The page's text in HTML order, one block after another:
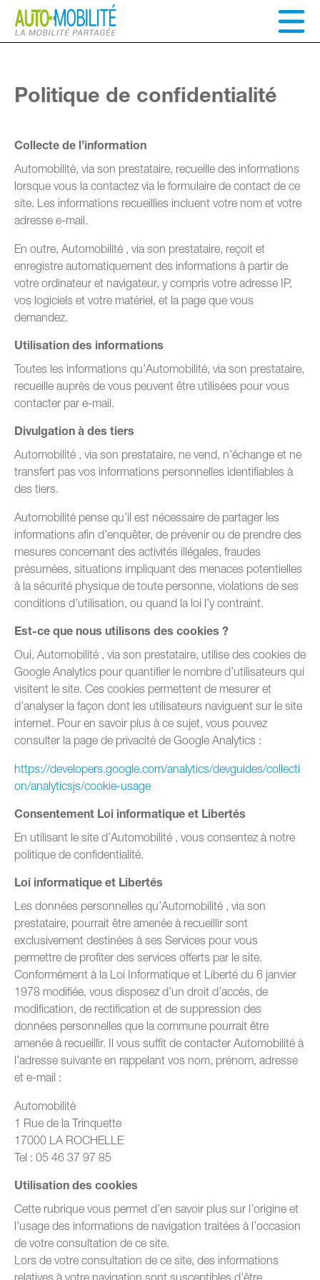
Politique de confidentialité
Collecte de l’information
Automobilité, via son prestataire, recueille des informations
lorsque vous la contactez via le formulaire de contact de ce
site. Les informations recueillies incluent votre nom et votre
adresse e-mail.
En outre, Automobilité , via son prestataire, reçoit et
enregistre automatiquement des informations à partir de
votre ordinateur et navigateur, y compris votre adresse IP,
vos logiciels et votre matériel, et la page que vous
demandez.
Utilisation des informations
Toutes les informations qu’Automobilité, via son prestataire,
recueille auprès de vous peuvent être utilisées pour vous
contacter par e-mail.
Divulgation à des tiers
Automobilité , via son prestataire, ne vend, n’échange et ne
transfert pas vos informations personnelles identifiables à
des tiers.
Automobilité pense qu’il est nécessaire de partager les
informations afin d’enquêter, de prévenir ou de prendre des
mesures concernant des activités illégales, fraudes
présumées, situations impliquant des menaces potentielles
à la sécurité physique de toute personne, violations de ses
conditions d’utilisation, ou quand la loi l’y contraint.
Est-ce que nous utilisons des cookies ?
Oui, Automobilité , via son prestataire, utilise des cookies de
Google Analytics pour quantifier le nombre d’utilisateurs qui
visitent le site. Ces cookies permettent de mesurer et
d’analyser la façon dont les utilisateurs naviguent sur le site
internet. Pour en savoir plus à ce sujet, vous pouvez
consulter la page de privacité de Google Analytics :
https://developers.google.com/analytics/devguides/collecti
on/analyticsjs/cookie-usage
Consentement Loi informatique et Libertés
En utilisant le site d’Automobilité , vous consentez à notre
politique de confidentialité.
Loi informatique et Libertés
Les données personnelles qu’Automobilité , via son
prestataire, pourrait être amenée à recueillir sont
exclusivement destinées à ses Services pour vous
permettre de profiter des services offerts par le site.
Conformément à la Loi Informatique et Liberté du 6 janvier
1978 modifiée, vous disposez d’un droit d’accès, de
modification, de rectification et de suppression des
données personnelles que la commune pourrait être
amenée à recueillir. Il vous suffit de contacter Automobilité à
l’adresse suivante en rappelant vos nom, prénom, adresse
et e-mail :
Automobilité
1 Rue de la Trinquette
17000 LA ROCHELLE
Tel : 05 46 37 97 85
Utilisation des cookies
Cette rubrique vous permet d’en savoir plus sur l’origine et
l’usage des informations de navigation traitées à l’occasion
de votre consultation de ce site.
Lors de votre consultation de ce site, des informations